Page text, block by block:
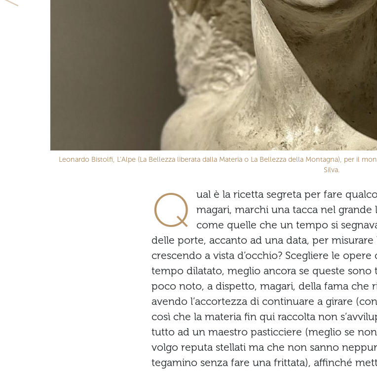
Leonardo Bistolfi, L’Alpe (La Bellezza liberata dalla Materia o La Bellezza della Montagna), per il
Silva.
Q
ual è la ricetta segreta per fare
magari, marchi una tacca nel grande
come quelle che un tempo si
delle porte, accanto ad una data, per misurare
crescendo a vista d’occhio? Scegliere le
tempo dilatato, meglio ancora se queste sono
poco noto, a dispetto, magari, della fama che
avendo l’accortezza di continuare a girare
così che la materia fin qui raccolta non
tutto ad un maestro pasticciere (meglio se
volgo reputa stellati ma che non sanno
tegamino senza fare una frittata), affinché